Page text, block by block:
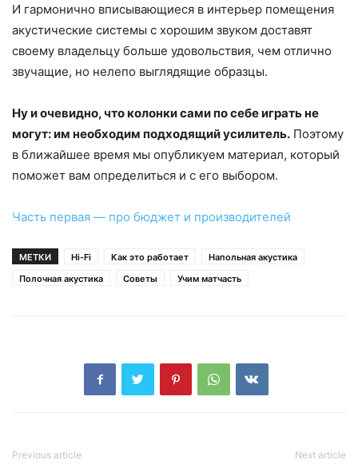
И гармонично вписывающиеся в интерьер помещения
акустические системы с хорошим звуком доставят
своему владельцу больше удовольствия, чем отлично
звучащие, но нелепо выглядящие образцы.
Ну и очевидно, что колонки сами по себе играть не
могут: им необходим подходящий усилитель. Поэтому
в ближайшее время мы опубликуем материал, который
поможет вам определиться и с его выбором.
Часть первая — про бюджет и производителей
МЕТКИ Hi-Fi Как это работает
Напольная акустика
Полочная акустика
Советы Учим матчасть
Previous article Next article